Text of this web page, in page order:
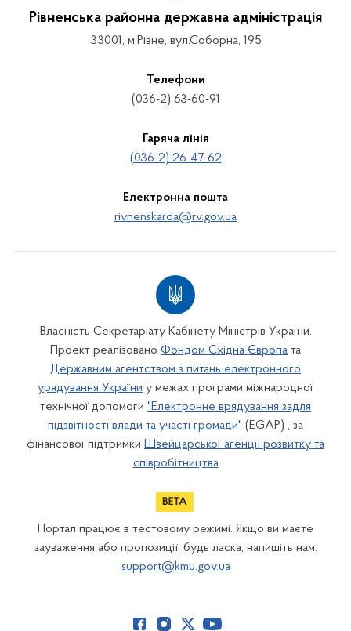
Рівненська районна державна адміністрація
33001, м.Рівне, вул.Соборна, 195
Телефони
(036-2) 63-60-91
Гаряча лінія
(036-2) 26-47-62
Електронна пошта
rivnenskarda@rv.gov.ua
Власність Секретаріату Кабінету Міністрів України.
Проект реалізовано Фондом Східна Європа та
Державним агентством з питань електронного
урядування України у межах програми міжнародної
технічної допомоги "Електронне врядування задля
підзвітності влади та участі громади" (EGAP) , за
фінансової підтримки Швейцарської агенції розвитку та
співробітництва
Портал працює в тестовому режимі. Якщо ви маєте
зауваження або пропозиції, будь ласка, напишіть нам:
support@kmu.gov.ua